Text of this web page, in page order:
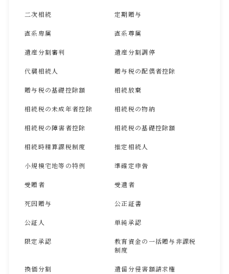
二次相続 定期贈与
直系卑属 直系尊属
遺産分割審判 遺産分割調停
代襲相続人 贈与税の配偶者控除
贈与税の基礎控除額 相続放棄
相続税の未成年者控除 相続税の物納
相続税の障害者控除 相続税の基礎控除額
相続時精算課税制度 推定相続人
小規模宅地等の特例 準確定申告
受贈者 受遺者
死因贈与 公正証書
公証人 単純承認
限定承認
教育資金の一括贈与非課税
制度
換価分割 遺留分侵害額請求権